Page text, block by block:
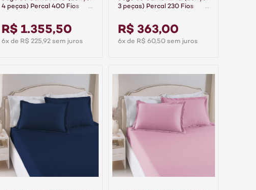
4 peças) Percal 400 Fios
R$ 1.355,50
6x de R$ 225,92 sem juros
3 peças) Percal 230 Fios
R$ 363,00
6x de R$ 60,50 sem juros